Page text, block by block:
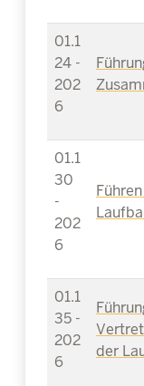
01.1
24 -
202
6
01.1
30
-
202
6
01.1
35 -
202
6
der